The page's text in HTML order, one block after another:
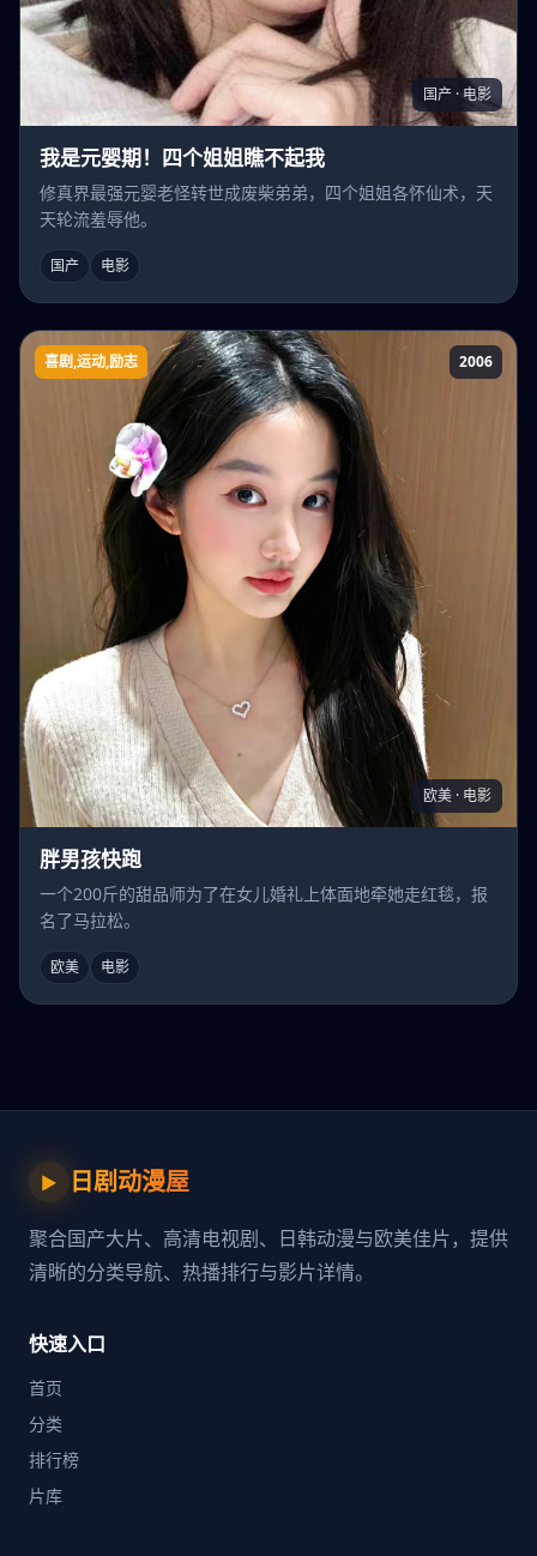
国产 · 电影
我是元婴期！四个姐姐瞧不起我
修真界最强元婴老怪转世成废柴弟弟，四个姐姐各怀仙术，天
天轮流羞辱他。
国产 电影
胖男孩快跑
喜剧,运动,励志 2006
欧美 · 电影
胖男孩快跑
一个200斤的甜品师为了在女儿婚礼上体面地牵她走红毯，报
名了马拉松。
欧美 电影
▶ 日剧动漫屋
聚合国产大片、高清电视剧、日韩动漫与欧美佳片，提供
清晰的分类导航、热播排行与影片详情。
快速入口
首页
分类
排行榜
片库